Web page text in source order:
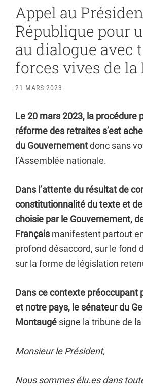
Appel au
République pour
au dialogue avec
forces vives de
21 MARS 2023
Le 20 mars 2023, la procédure
réforme des retraites s’est
du Gouvernementdonc sans
l’Assemblée nationale.
Dans l’attente du résultat de
constitutionnalité du texte et
choisie par le Gouvernement,
Français manifestent partout
profond désaccord, sur le fond
sur la forme de législation
Dans ce contexte préoccupant
et notre pays, le sénateur du
Montaugé signe la tribune de la
Monsieur le Président,
Nous sommes élu.es dans